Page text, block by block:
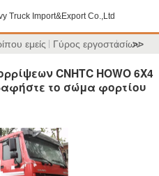
Truck Import&Export Co.,Ltd
εμείς Γύρος εργοστασίων
>>
CNHTC HOWO 6X4
το σώμα φορτίου